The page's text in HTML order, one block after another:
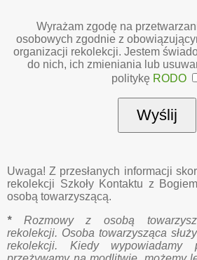
Wyrażam zgodę na
osobowych zgodnie z
organizacji rekolekcji. Jestem
do nich, ich zmieniania lub
politykę RODO
Uwaga! Z przesłanych informacji
rekolekcji Szkoły Kontaktu z
osobą towarzyszącą.
*Rozmowy z osobą
rekolekcji. Osoba towarzysząca
rekolekcji. Kiedy